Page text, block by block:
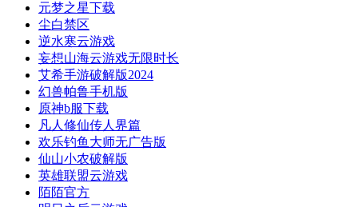
元梦之星下载
尘白禁区
逆水寒云游戏
妄想山海云游戏无限时长
艾希手游破解版2024
幻兽帕鲁手机版
原神b服下载
凡人修仙传人界篇
欢乐钓鱼大师无广告版
仙山小农破解版
英雄联盟云游戏
陌陌官方